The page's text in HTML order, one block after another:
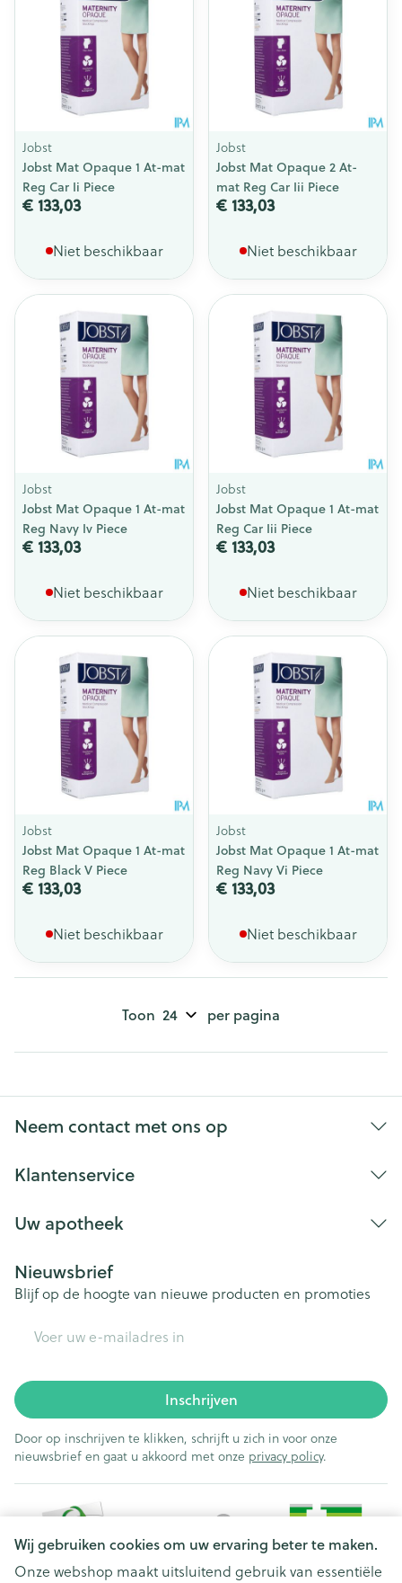
Wij gebruiken cookies om uw ervaring beter te maken.
Onze webshop maakt uitsluitend gebruik van essentiële
Jobst
Jobst Mat Opaque 1 At-mat
Reg Car Ii Piece
€ 133,03
Niet beschikbaar
Jobst
Jobst Mat Opaque 2 At-
mat Reg Car Iii Piece
€ 133,03
Niet beschikbaar
Jobst
Jobst Mat Opaque 1 At-mat
Reg Navy Iv Piece
€ 133,03
Niet beschikbaar
Jobst
Jobst Mat Opaque 1 At-mat
Reg Car Iii Piece
€ 133,03
Niet beschikbaar
Jobst
Jobst Mat Opaque 1 At-mat
Reg Black V Piece
€ 133,03
Niet beschikbaar
Jobst
Jobst Mat Opaque 1 At-mat
Reg Navy Vi Piece
€ 133,03
Niet beschikbaar
Toon per pagina
Neem contact met ons op
Klantenservice
Uw apotheek
Nieuwsbrief
Blijf op de hoogte van nieuwe producten en promoties
Inschrijven
Door op inschrijven te klikken, schrijft u zich in voor onze
nieuwsbrief en gaat u akkoord met onze privacy policy.